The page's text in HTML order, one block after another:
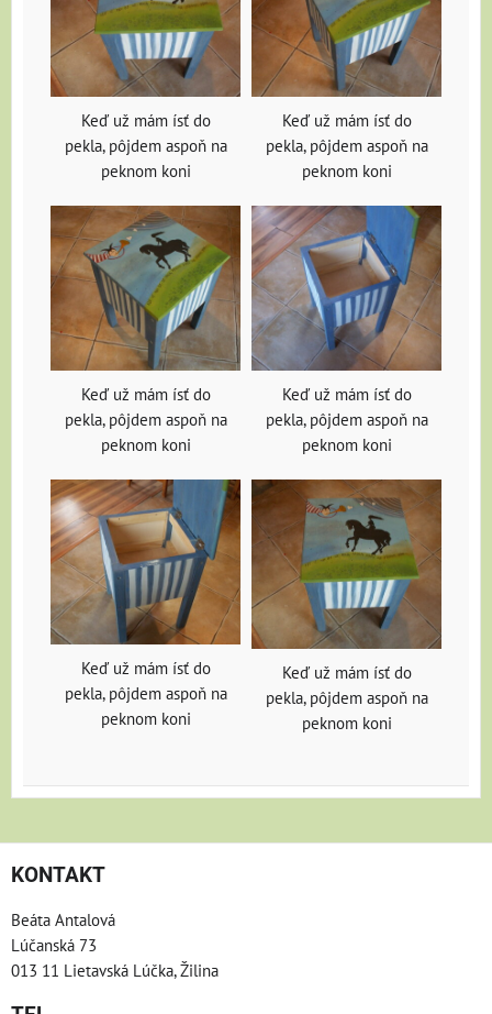
Keď už mám ísť do
pekla, pôjdem aspoň na
peknom koni
Keď už mám ísť do
pekla, pôjdem aspoň na
peknom koni
Keď už mám ísť do
pekla, pôjdem aspoň na
peknom koni
Keď už mám ísť do
pekla, pôjdem aspoň na
peknom koni
Keď už mám ísť do
pekla, pôjdem aspoň na
peknom koni
Keď už mám ísť do
pekla, pôjdem aspoň na
peknom koni
KONTAKT
Beáta Antalová
Lúčanská 73
013 11 Lietavská Lúčka, Žilina